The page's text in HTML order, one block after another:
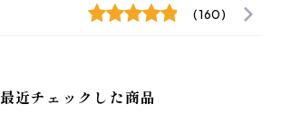
(160)
最近チェックした商品